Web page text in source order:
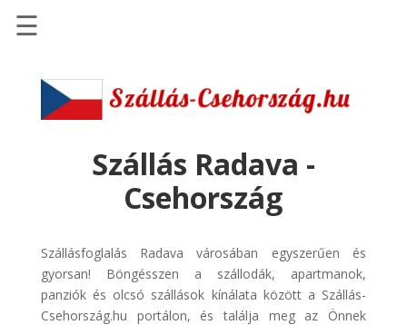
Szállások
Szállásinfo.eu
pénzvisszatérítéssel
Discover
Cars
☰
Szállás Radava -
Csehország
Szállásfoglalás Radava városában egyszerűen és
gyorsan! Böngésszen a szállodák, apartmanok,
panziók és olcsó szállások kínálata között a Szállás-
Csehország.hu portálon, és találja meg az Önnek